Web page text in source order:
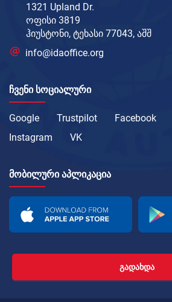
1321 Upland Dr.
ოფისი 3819
ჰიუსტონი, ტეხასი 77043, აშშ
info@idaoffice.org
ᲩᲕᲔᲜᲘ ᲡᲝᲪᲘᲐᲚᲣᲠᲘ
Google Trustpilot Facebook
Instagram
VK
ᲛᲝᲑᲘᲚᲣᲠᲘ ᲐᲞᲚᲘᲙᲐᲪᲘᲐ
ᲒᲐᲓᲐᲮᲓᲐ